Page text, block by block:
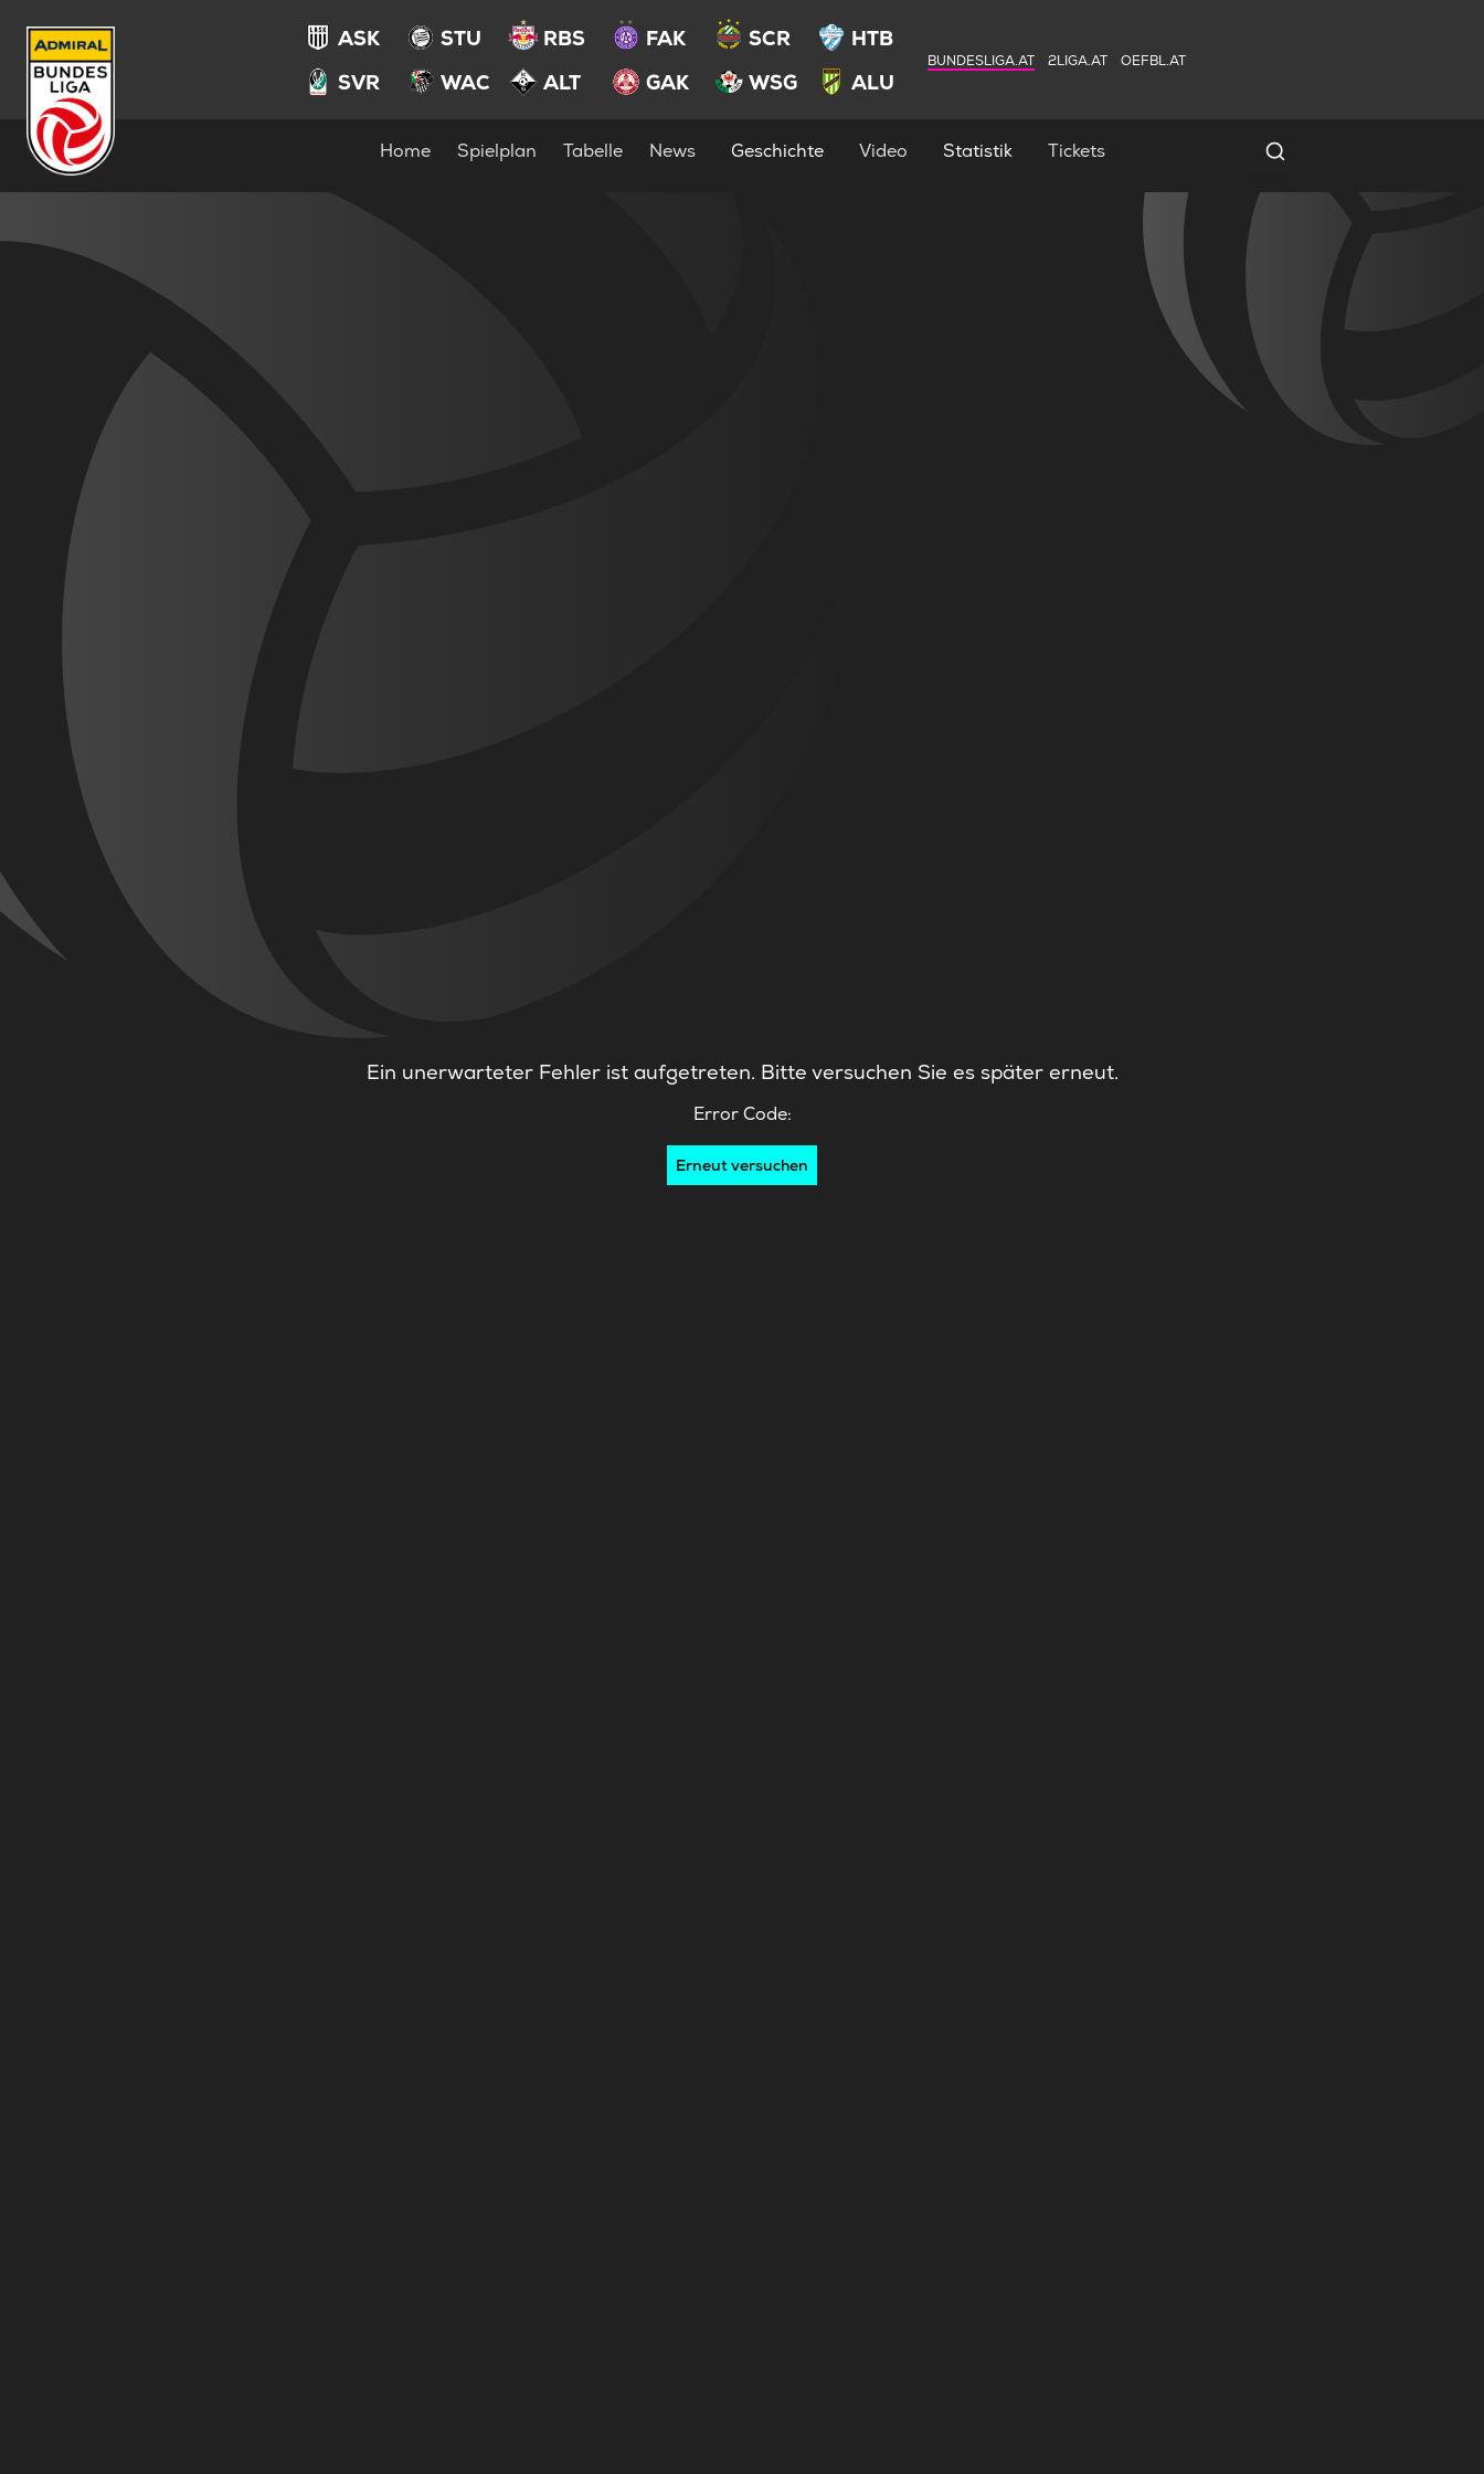
ASK STU RBS FAK SCR
HTB
SVR
WAC ALT GAK WSG ALU
BUNDESLIGA.AT 2LIGA.AT OEFBL.AT
Home Spielplan Tabelle News Geschichte Video Statistik Tickets Spielersuche
Ein unerwarteter Fehler ist aufgetreten. Bitte versuchen Sie es später erneut.
Error Code:
Erneut versuchen